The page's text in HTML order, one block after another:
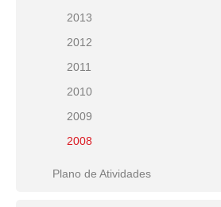
2013
2012
2011
2010
2009
2008
Plano de Atividades